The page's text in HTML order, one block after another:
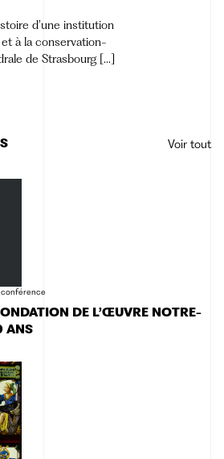
d’une institution
à la conservation-
de Strasbourg […]
Voir tout
DE L’ŒUVRE NOTRE-
ANS